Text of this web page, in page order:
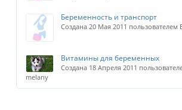
Беременность и транспорт
Создана 20 Мая 2011 пользователем
Витамины для беременных
Создана 18 Апреля 2011
melany